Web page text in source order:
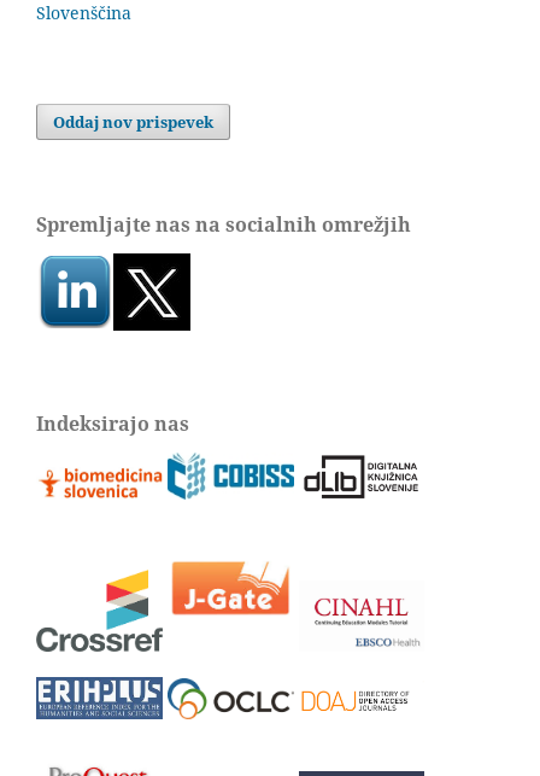
Slovenščina
Oddaj nov prispevek
Spremljajte nas na socialnih omrežjih
Indeksirajo nas